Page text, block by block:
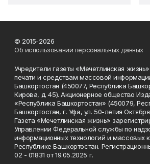
© 2015-2026
Об использовании персональных данных
Учредители газеты «Мечетлинская
печати и средствам массовой
Башкортостан (450077, Республика
Кирова, д. 45). Акционерное общество
«Республика Башкортостан» (450079,
Башкортостан, г. Уфа, ул. 50-летия
Газета «Мечетлинская жизнь»
Управлении Федеральной службы по
информационных технологий и массовых
Республике Башкортостан.
02 - 01831 от 19.05.2025 г.